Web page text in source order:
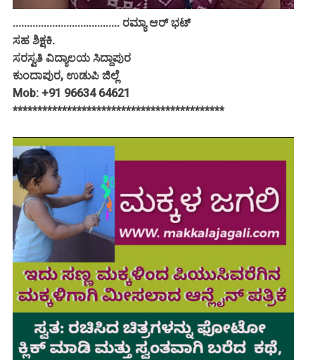
...................................... ರಮ್ಯಾ ಆರ್ ಭಟ್
ಸಹ ಶಿಕ್ಷಕಿ.
ಸರಸ್ವತಿ ವಿದ್ಯಾಲಯ ಸಿದ್ದಾಪುರ
ಕುಂದಾಪುರ, ಉಡುಪಿ ಜಿಲ್ಲೆ
Mob: +91 96634 64621
*******************************************